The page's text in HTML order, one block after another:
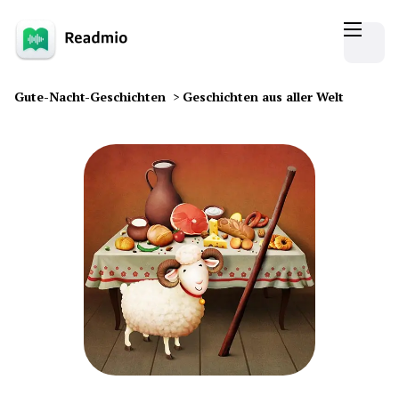
Gute-Nacht-Geschichten > Geschichten aus aller Welt